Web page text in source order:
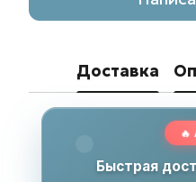
Доставка
Быстрая